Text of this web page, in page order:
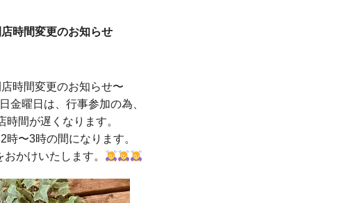
時間変更のお知らせ
時間変更のお知らせ〜
金曜日は、行事参加の為、
時間が遅くなります。
時〜3時の間になります。
おかけいたします。